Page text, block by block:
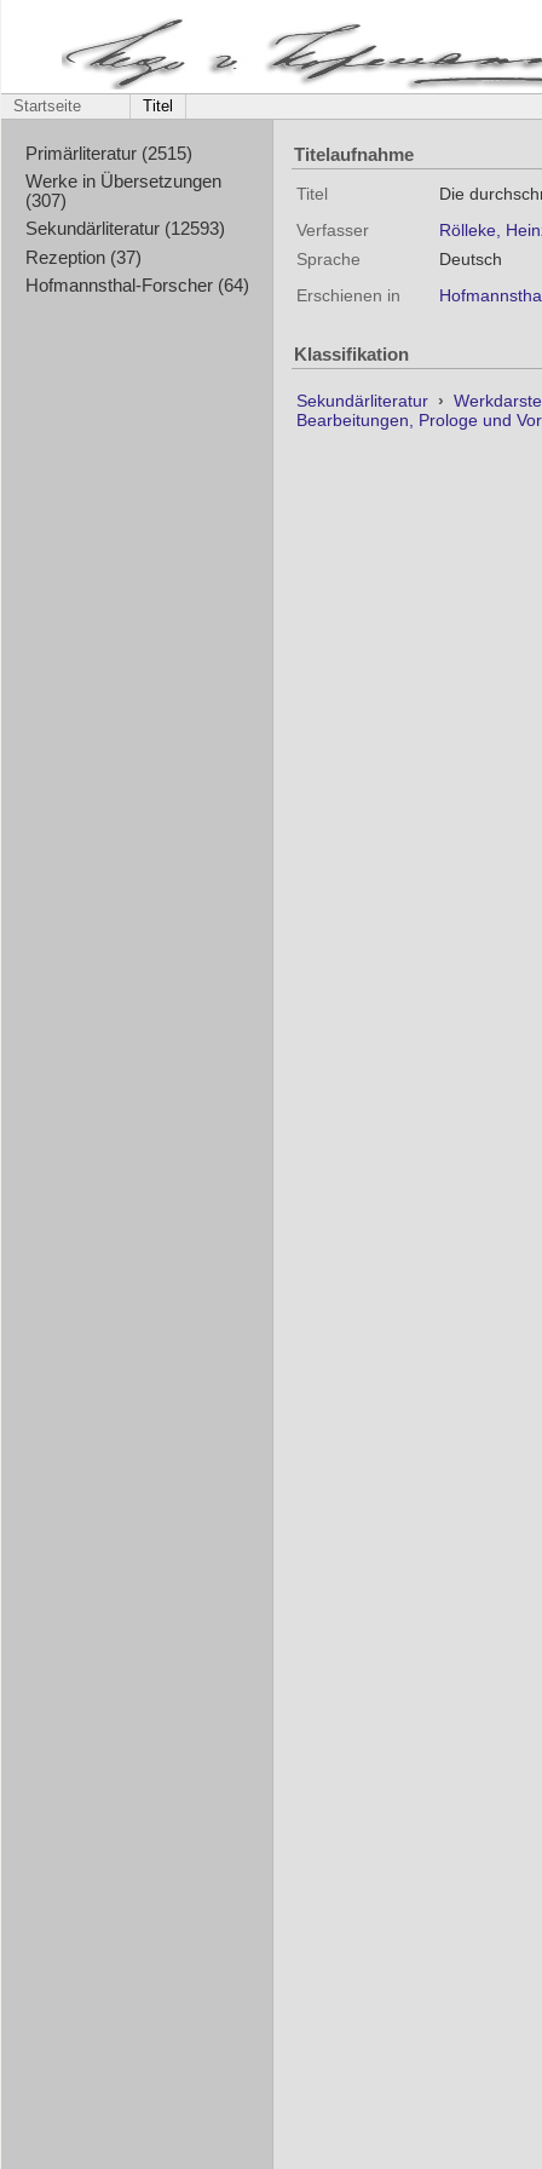
Startseite Titel
Primärliteratur (2515)
Werke in Übersetzungen
(307)
Sekundärliteratur (12593)
Rezeption (37)
Hofmannsthal-Forscher (64)
Titelaufnahme
Titel
Die
Verfasser
Rölleke,
Sprache
Deutsch
Erschienen in
Klassifikation
Sekundärliteratur ›
Bearbeitungen, Prologe und